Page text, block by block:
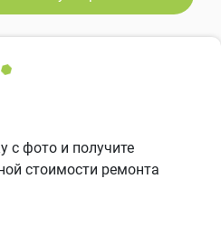
с фото и получите
стоимости ремонта